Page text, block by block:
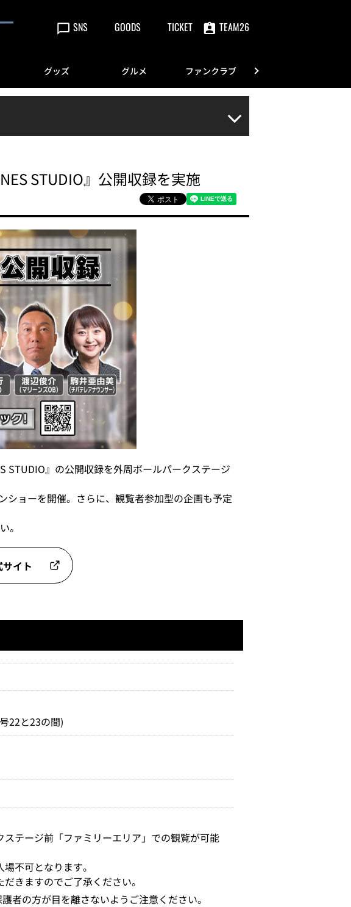
SNS GOODS TICKET TEAM26
グッズ グルメ ファンクラブ
STUDIO』公開収録を実施
STUDIO』の公開収録を外周ボールパークステージ
ョーを開催。さらに、観覧者参加型の企画も予定
。
イト
22と23の間)
テージ前「ファミリーエリア」での観覧が可能
不可となります。
きますのでご了承ください。
者の方が目を離さないようご注意ください。